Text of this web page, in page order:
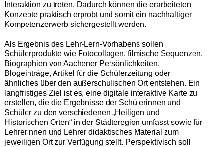
Interaktion zu treten. Dadurch können die erarbeiteten
Konzepte praktisch erprobt und somit ein nachhaltiger
Kompetenzerwerb sichergestellt werden.
Als Ergebnis des Lehr-Lern-Vorhabens sollen
Schülerprodukte wie Fotocollagen, filmische Sequenzen,
Biographien von Aachener Persönlichkeiten,
Blogeinträge, Artikel für die Schülerzeitung oder
ähnliches über den außerschulischen Ort entstehen. Ein
langfristiges Ziel ist es, eine digitale interaktive Karte zu
erstellen, die die Ergebnisse der Schülerinnen und
Schüler zu den verschiedenen „Heiligen und
Historischen Orten“ in der Städteregion umfasst sowie für
Lehrerinnen und Lehrer didaktisches Material zum
jeweiligen Ort zur Verfügung stellt. Perspektivisch soll